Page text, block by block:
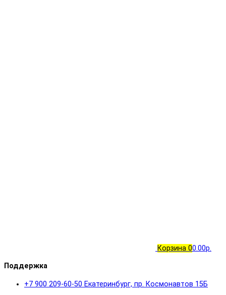
Корзина 00.00р.
Поддержка
+7 900 209-60-50 Екатеринбург, пр. Космонавтов 15Б